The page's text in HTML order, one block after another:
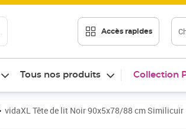
Accès rapides
Tous nos produits Collection
vidaXL Tête de lit Noir 90x5x78/88 cm Similicuir